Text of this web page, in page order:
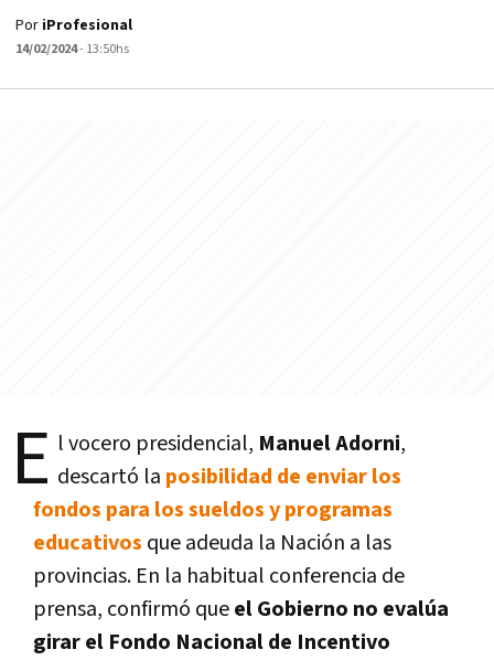
Por iProfesional
14/02/2024- 13:50hs
E l vocero presidencial, Manuel Adorni,
descartó la posibilidad de enviar los
fondos para los sueldos y programas
educativos que adeuda la Nación a las
provincias. En la habitual conferencia de
prensa, confirmó queel Gobierno no evalúa
girar el Fondo Nacional de Incentivo